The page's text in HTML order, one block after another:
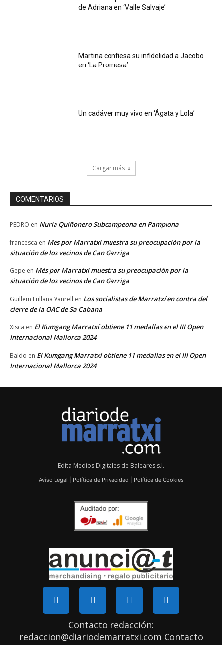
de Adriana en ‘Valle Salvaje’
Martina confiesa su infidelidad a Jacobo
en ‘La Promesa’
Un cadáver muy vivo en ‘Ágata y Lola’
Cargar más
COMENTARIOS
PEDRO en Nuria Quiñonero Subcampeona en Pamplona
francesca en Més por Marratxí muestra su preocupación por la
situación de los vecinos de Can Garriga
Gepe en Més por Marratxí muestra su preocupación por la
situación de los vecinos de Can Garriga
Guillem Fullana Vanrell en Los socialistas de Marratxí en contra del
cierre de la OAC de Sa Cabana
Xisca en El Kumgang Marratxí obtiene 11 medallas en el III Open
Internacional Mallorca 2024
Baldo en El Kumgang Marratxí obtiene 11 medallas en el III Open
Internacional Mallorca 2024
Edita Medios Digitales de Baleares s.l.
Aviso Legal Política de Privacidad Política de Cookies
Contacto redacción:
redaccion@diariodemarratxi.com Contacto